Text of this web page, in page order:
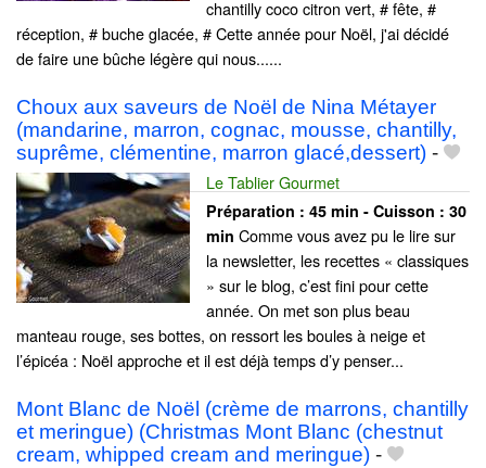
chantilly coco citron vert, # fête, #
réception, # buche glacée, # Cette année pour Noël, j'ai décidé
de faire une bûche légère qui nous......
Choux aux saveurs de Noël de Nina Métayer
(mandarine, marron, cognac, mousse, chantilly,
suprême, clémentine, marron glacé,dessert) -
Le Tablier Gourmet
Préparation : 45 min - Cuisson : 30
min Comme vous avez pu le lire sur
la newsletter, les recettes « classiques
» sur le blog, c’est fini pour cette
année. On met son plus beau
manteau rouge, ses bottes, on ressort les boules à neige et
l’épicéa : Noël approche et il est déjà temps d’y penser...
Mont Blanc de Noël (crème de marrons, chantilly
et meringue) (Christmas Mont Blanc (chestnut
cream, whipped cream and meringue) -